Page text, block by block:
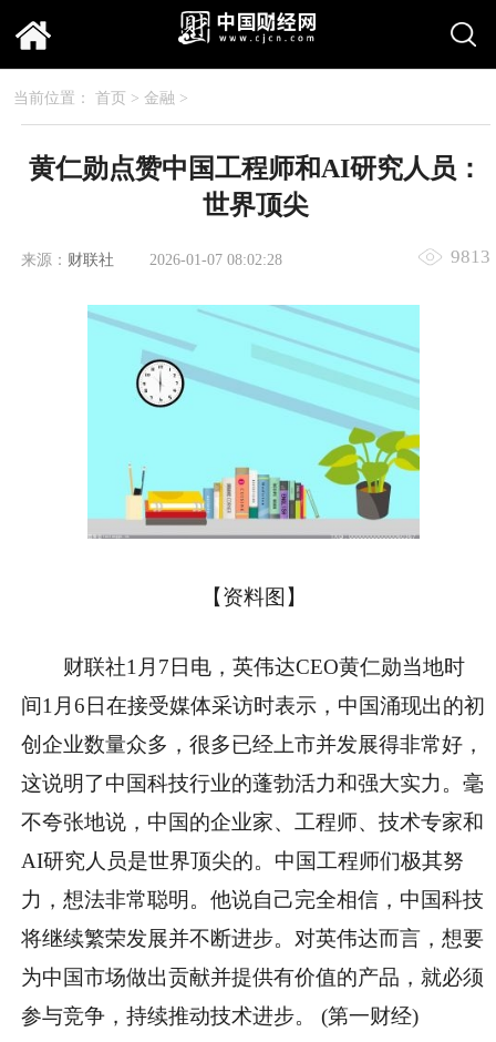
当前位置： 首页 > 金融 >
黄仁勋点赞中国工程师和AI研究人员：
世界顶尖
来源： 财联社 2026-01-07 08:02:28 9813
【资料图】
财联社1月7日电，英伟达CEO黄仁勋当地时
间1月6日在接受媒体采访时表示，中国涌现出的初
创企业数量众多，很多已经上市并发展得非常好，
这说明了中国科技行业的蓬勃活力和强大实力。毫
不夸张地说，中国的企业家、工程师、技术专家和
AI研究人员是世界顶尖的。中国工程师们极其努
力，想法非常聪明。他说自己完全相信，中国科技
将继续繁荣发展并不断进步。对英伟达而言，想要
为中国市场做出贡献并提供有价值的产品，就必须
参与竞争，持续推动技术进步。 (第一财经)